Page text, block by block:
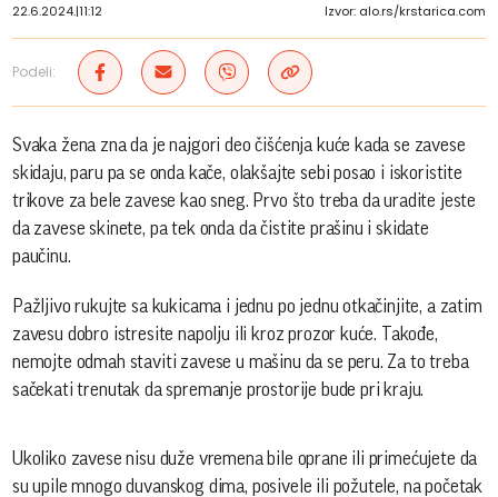
22.6.2024.|11:12 Izvor: alo.rs/krstarica.com
Podeli:
Svaka žena zna da je najgori deo čišćenja kuće kada se zavese
skidaju, paru pa se onda kače, olakšajte sebi posao i iskoristite
trikove za bele zavese kao sneg. Prvo što treba da uradite jeste
da zavese skinete, pa tek onda da čistite prašinu i skidate
paučinu.
Pažljivo rukujte sa kukicama i jednu po jednu otkačinjite, a zatim
zavesu dobro istresite napolju ili kroz prozor kuće. Takođe,
nemojte odmah staviti zavese u mašinu da se peru. Za to treba
sačekati trenutak da spremanje prostorije bude pri kraju.
Ukoliko zavese nisu duže vremena bile oprane ili primećujete da
su upile mnogo duvanskog dima, posivele ili požutele, na početak